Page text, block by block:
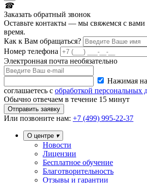
Заказать обратный звонок
Оставьте контакты — мы свяжемся с
время.
Как к Вам обращаться?
Номер телефона
Электронная почта необязательно
Нажимая
соглашаетесь с обработкой персональных
Обычно отвечаем в течение 15 минут
Отправить заявку
Или позвоните нам: +7 (499) 995-22-37
О центре
Новости
Лицензии
Бесплатное обучение
Благотворительность
Отзывы и гарантии